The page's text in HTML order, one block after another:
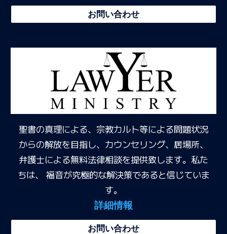
お問い合わせ
聖書の真理による、宗教カルト等による問題状況
からの解放を目指し、カウンセリング、居場所、
弁護士による無料法律相談を提供致します。私た
ちは、 福音が究極的な解決策であると信じていま
す。
詳細情報
お問い合わせ